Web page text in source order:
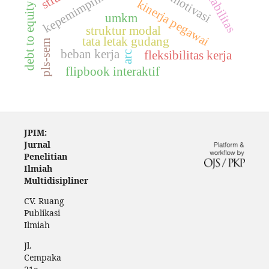
motivasi
kinerja pegawai
struktur modal
debt to equity ratio tata letak gudang
arc
flipbook interaktif
fleksibilitas kerja
beban kerja
umkm
pls-sem
JPIM:
Jurnal
Penelitian
Ilmiah
Multidisipliner
CV. Ruang
Publikasi
Ilmiah
Jl.
Cempaka